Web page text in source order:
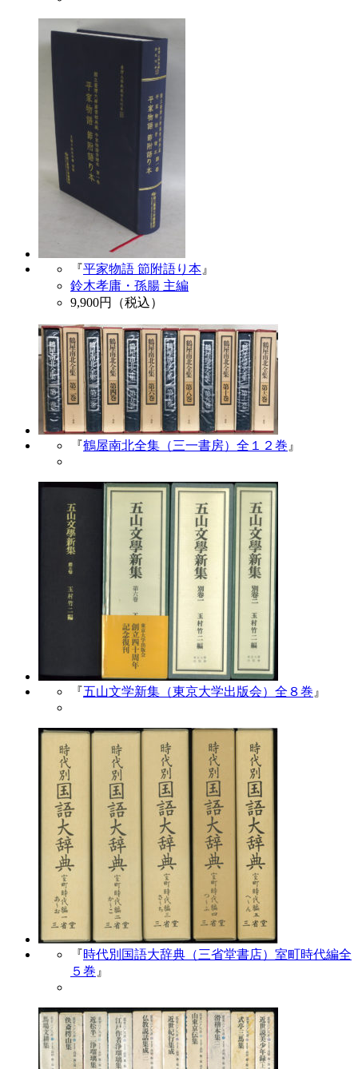
『平家物語 節附語り本 』
鈴木孝庸・孫腸 主編
9,900円（税込）
『鶴屋南北全集（三一書房）全１２巻 』
『五山文学新集（東京大学出版会）全８巻 』
『時代別国語大辞典（三省堂書店）室町時代編全
５巻 』